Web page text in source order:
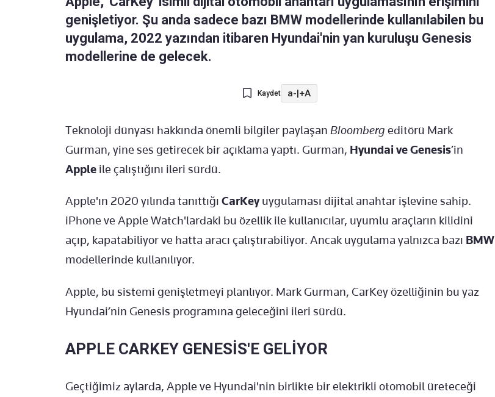
genişletiyor. Şu anda sadece bazı BMW modellerinde kullanılabilen bu
uygulama, 2022 yazından itibaren Hyundai'nin yan kuruluşu Genesis
modellerine de gelecek.
Kaydet a-|+A
Teknoloji dünyası hakkında önemli bilgiler paylaşan Bloomberg editörü Mark
Gurman, yine ses getirecek bir açıklama yaptı. Gurman, Hyundai ve Genesis’in
Apple ile çalıştığını ileri sürdü.
Apple'ın 2020 yılında tanıttığı CarKeyuygulaması dijital anahtar işlevine sahip.
iPhone ve Apple Watch'lardaki bu özellik ile kullanıcılar, uyumlu araçların kilidini
açıp, kapatabiliyor ve hatta aracı çalıştırabiliyor. Ancak uygulama yalnızca bazı BMW
modellerinde kullanılıyor.
Apple, bu sistemi genişletmeyi planlıyor. Mark Gurman, CarKey özelliğinin bu yaz
Hyundai’nin Genesis programına geleceğini ileri sürdü.
APPLE CARKEY GENESİS'E GELİYOR
Geçtiğimiz aylarda, Apple ve Hyundai'nin birlikte bir elektrikli otomobil üreteceği